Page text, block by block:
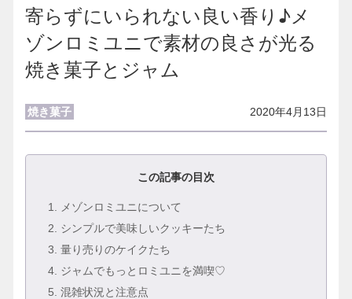
寄らずにいられない良い香り♪メ
ゾンロミユニで素材の良さが光る
焼き菓子とジャム
焼き菓子 2020年4月13日
この記事の目次
1
. メゾンロミユニについて
2 . シンプルで美味しいクッキーたち
3 . 量り売りのケイクたち
4 . ジャムでもっとロミユニを満喫♡
5 . 混雑状況と注意点